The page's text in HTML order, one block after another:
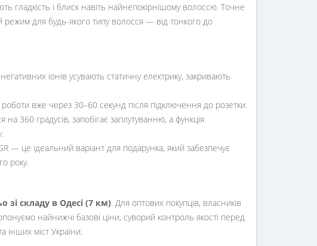
гладкість і блиск навіть найнепокірнішому волоссю. Точне
режим для будь-якого типу волосся — від тонкого до
іонів усувають статичну електрику, закривають
вже через 30–60 секунд після підключення до розетки.
360 градусів, запобігає заплутуванню, а функція
— це ідеальний варіант для подарунка, який забезпечує
року.
зі складу в Одесі (7 км). Для оптових покупців, власників
найнижчі базові ціни, суворий контроль якості перед
інших міст України.